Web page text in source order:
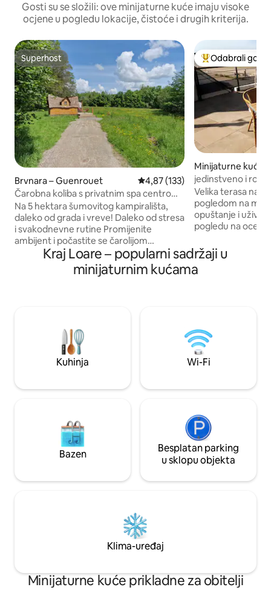
Gosti su se složili: ove minijaturne kuće imaju visoke
ocjene u pogledu lokacije, čistoće i drugih kriterija.
Superhost
Superhost
Brvnara – Guenrouet Prosječna ocjena: 4,87/5,
4,87 (133)
Čarobna koliba s privatnim spa centrom i
doručkom
Na 5 hektara šumovitog kampirališta,
daleko od grada i vreve! Daleko od stresa
i svakodnevne rutine Promijenite
ambijent i počastite se čarolijom
bajkovite noći! Čarobna koliba od 9 m² za
dvije osobe s PRIVATNOM
hidromasažnom kadom i doručkom. Svi
PONUDA: 10 % popusta za 2 noćenja
radnim danima + vikendom izvan sezone
15 % popusta za 3 ili više noćenja
Među najviše
Odabrali gosti
Minijaturne kuće
de-Monts
jedinstveno i
pogledom na
Velika terasa na
pogledom na
opuštanje i
pogledu na
uživanje u
brodove i jahte.
podnožju
ručnici. Plancha.
Kraj Loare – popularni sadržaji u
minijaturnim kućama
Kuhinja Wi-Fi
Bazen
Besplatan parking
u sklopu objekta
Klima-uređaj
Minijaturne kuće prikladne za obitelji